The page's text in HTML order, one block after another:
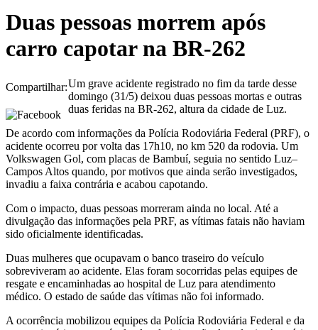
Duas pessoas morrem após
carro capotar na BR-262
Compartilhar:Um grave acidente registrado no fim da tarde desse
domingo (31/5) deixou duas pessoas mortas e outras
duas feridas na BR-262, altura da cidade de Luz.
De acordo com informações da Polícia Rodoviária Federal (PRF), o
acidente ocorreu por volta das 17h10, no km 520 da rodovia. Um
Volkswagen Gol, com placas de Bambuí, seguia no sentido Luz–
Campos Altos quando, por motivos que ainda serão investigados,
invadiu a faixa contrária e acabou capotando.
Com o impacto, duas pessoas morreram ainda no local. Até a
divulgação das informações pela PRF, as vítimas fatais não haviam
sido oficialmente identificadas.
Duas mulheres que ocupavam o banco traseiro do veículo
sobreviveram ao acidente. Elas foram socorridas pelas equipes de
resgate e encaminhadas ao hospital de Luz para atendimento
médico. O estado de saúde das vítimas não foi informado.
A ocorrência mobilizou equipes da Polícia Rodoviária Federal e da